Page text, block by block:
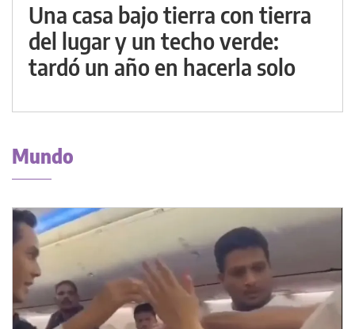
Una casa bajo tierra con tierra
del lugar y un techo verde:
tardó un año en hacerla solo
Mundo